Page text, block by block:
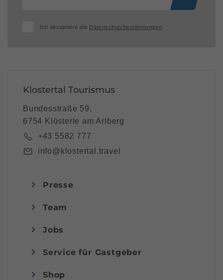
Ich akzeptiere die Datenschutzbestimmungen
Klostertal Tourismus
Bundesstraße 59,
6754 Klösterle am Arlberg
+43 5582 777
info@klostertal.travel
Presse
Team
Jobs
Service für Gastgeber
Shop